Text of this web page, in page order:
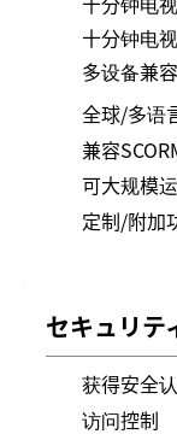
十分钟电
多设备兼容
全球/多语
兼容
可大规模
定制/附加
セキュリテ
获得安全
访问控制